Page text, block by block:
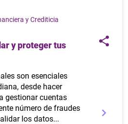
y Crediticia
y proteger tus
son esenciales
desde hacer
gestionar cuentas
número de fraudes
los datos...